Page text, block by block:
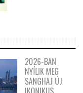
2026-BAN
NYÍLIK MEG
SANGHAJ ÚJ